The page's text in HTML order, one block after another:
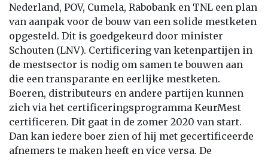
Nederland, POV, Cumela, Rabobank en TNL een plan
van aanpak voor de bouw van een solide mestketen
opgesteld. Dit is goedgekeurd door minister
Schouten (LNV). Certificering van ketenpartijen in
de mestsector is nodig om samen te bouwen aan
die een transparante en eerlijke mestketen.
Boeren, distributeurs en andere partijen kunnen
zich via het certificeringsprogramma KeurMest
certificeren. Dit gaat in de zomer 2020 van start.
Dan kan iedere boer zien of hij met gecertificeerde
afnemers te maken heeft en vice versa. De